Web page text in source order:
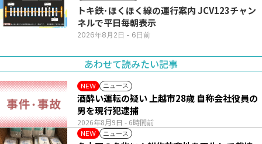
トキ鉄･ほくほく線の運行案内 JCV123チャン
ネルで平日毎朝表示
2026年8月2日 - 6日前
あわせて読みたい記事
NEW ニュース
2026年8月9日 - 6時間前
酒酔い運転の疑い 上越市28歳 自称会社役員の
男を現行犯逮捕
NEW ニュース